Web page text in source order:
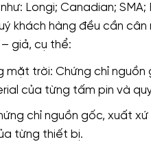
Longi; Canadian;
khách hàng đều cần
giả, cụ thể:
mặt trời: Chứng chỉ
của từng tấm pin và
chỉ nguồn gốc, xuất
từng thiết bị.